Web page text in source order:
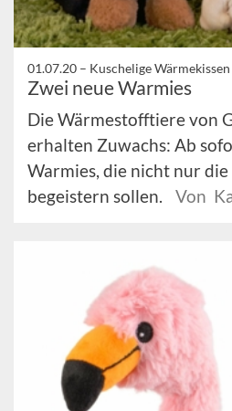
01.07.20 – Kuschelige Wärmekissen
Zwei neue Warmies
Die Wärmestofftiere von
erhalten Zuwachs: Ab
Warmies, die nicht nur
begeistern sollen.
Von